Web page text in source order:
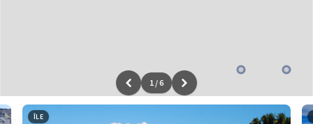
Leaflet|données ©OpenStreetMap/ODbL - renduOSM France
1 /6
ÎLE